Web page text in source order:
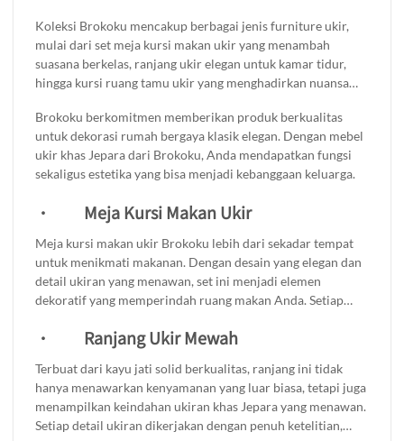
seiring waktu, cocok sebagai investasi dekorasi jangka
panjang.
Koleksi Brokoku mencakup berbagai jenis furniture ukir,
mulai dari set meja kursi makan ukir yang menambah
suasana berkelas, ranjang ukir elegan untuk kamar tidur,
hingga kursi ruang tamu ukir yang menghadirkan nuansa
yang tak hanya berfungsi untuk menyimpan pakaian, tapi
juga menjadi elemen dekoratif yang menawan.
Brokoku berkomitmen memberikan produk berkualitas
untuk dekorasi rumah bergaya klasik elegan. Dengan mebel
ukir khas Jepara dari Brokoku, Anda mendapatkan fungsi
sekaligus estetika yang bisa menjadi kebanggaan keluarga.
· Meja Kursi Makan Ukir
Meja kursi makan ukir Brokoku lebih dari sekadar tempat
untuk menikmati makanan. Dengan desain yang elegan dan
detail ukiran yang menawan, set ini menjadi elemen
dekoratif yang memperindah ruang makan Anda. Setiap
yang berkelas, menciptakan atmosfer yang hangat dan
gunakan saat berkumpul dengan keluarga atau teman, tetapi
juga memberikan sentuhan artistik yang memikat. Cocok
untuk berbagai gaya dekorasi, dari minimalis hingga
tradisional, set meja kursi makan ini adalah pilihan tepat
· Ranjang Ukir Mewah
Terbuat dari kayu jati solid berkualitas, ranjang ini tidak
hanya menawarkan kenyamanan yang luar biasa, tetapi juga
menampilkan keindahan ukiran khas Jepara yang menawan.
Setiap detail ukiran dikerjakan dengan penuh ketelitian,